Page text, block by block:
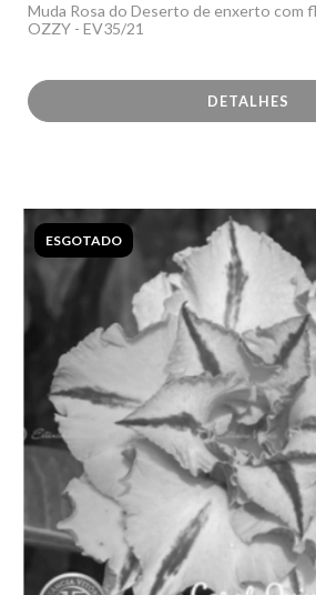
Muda Rosa do Deserto de enxerto com
OZZY - EV35/21
DETALHES
ESGOTADO